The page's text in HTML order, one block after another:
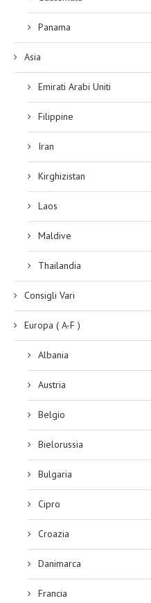
Panama
Asia
Emirati Arabi Uniti
Filippine
Iran
Kirghizistan
Laos
Maldive
Thailandia
Consigli Vari
Europa ( A-F )
Albania
Austria
Belgio
Bielorussia
Bulgaria
Cipro
Croazia
Danimarca
Francia